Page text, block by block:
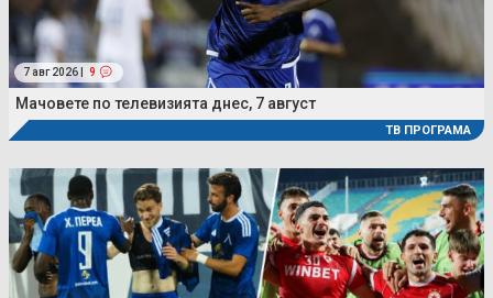
7 авг 2026 | 9
Мачовете по телевизията днес, 7 август
ТВ ПРОГРАМА